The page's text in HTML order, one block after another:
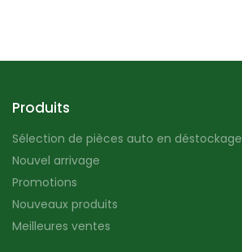
Produits
Sélection de pièces auto en déstockage
Nouvel arrivage
Promotions
Nouveaux produits
Meilleures ventes